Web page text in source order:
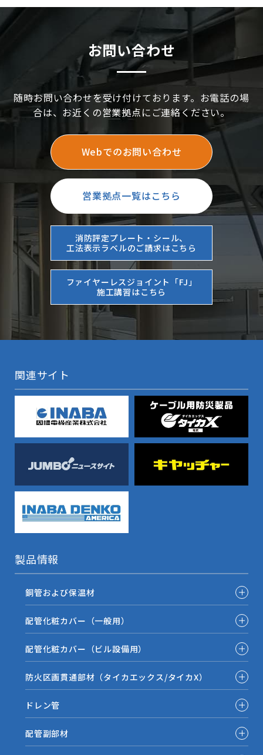
お問い合わせ
随時お問い合わせを受け付けております。お電話の場
合は、お近くの営業拠点にご連絡ください。
Webでのお問い合わせ
営業拠点一覧はこちら
消防評定プレート・シール、
工法表示ラベルのご請求はこちら
ファイヤーレスジョイント「FJ」
施工講習はこちら
関連サイト
製品情報
銅管および保温材
配管化粧カバー（一般用）
配管化粧カバー（ビル設備用）
防火区画貫通部材（タイカエックス/タイカX）
ドレン管
配管副部材